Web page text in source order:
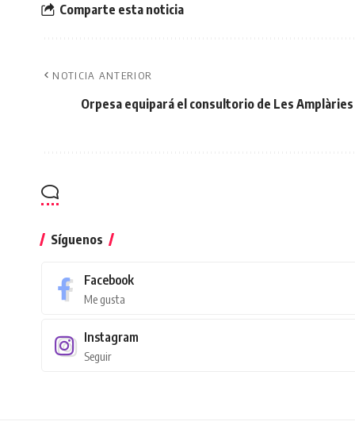
Comparte esta noticia
NOTICIA ANTERIOR
Orpesa equipará el consultorio de Les Amplàries
Síguenos
Facebook
Me gusta
Instagram
Seguir